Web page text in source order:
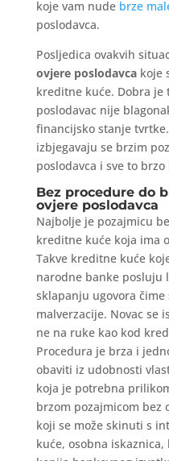
koje vam nude brze
poslodavca.
Posljedica ovakvih
ovjere poslodavcakoje
kreditne kuće. Dobra je
poslodavac nije
financijsko stanje
izbjegavaju se brzim
poslodavca i sve to
Bez procedure do
ovjere poslodavca
Najbolje je pozajmicu
kreditne kuće koja ima
Takve kreditne kuće
narodne banke posluju
sklapanju ugovora
malverzacije. Novac se
ne na ruke kao kod
Procedura je brza i
obaviti iz udobnosti
koja je potrebna
brzom pozajmicom bez
koji se može skinuti s
kuće, osobna